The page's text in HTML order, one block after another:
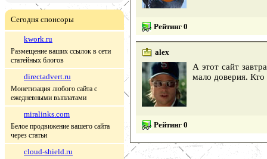
Сегодня спонсоры
kwork.ru
Размещение ваших ссылок в сети
статейных блогов
directadvert.ru
Монетизация любого сайта с
ежедневными выплатами
miralinks.com
Белое продвижение вашего сайта
через статьи
cloud-shield.ru
Рейтинг 0
alex
А этот сайт
мало доверия.
Рейтинг 0